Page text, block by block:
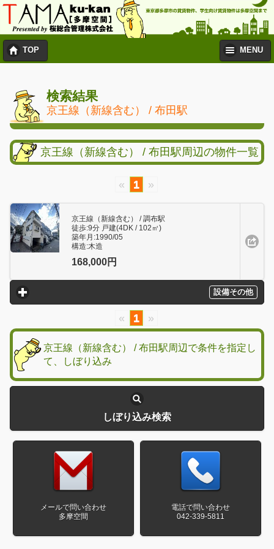
TOP MENU
検索結果
京王線（新線含む） / 布田駅
京王線（新線含む） / 布田駅周辺の物件一覧
« 1 »
京王線（新線含む） / 調布駅
徒歩:9分 戸建(4DK / 102㎥)
築年月:1990/05
構造:木造
168,000円
設備その他
click to expand contents
« 1 »
京王線（新線含む） / 布田駅周辺で条件を指定し
て、しぼり込み
しぼり込み検索
メールで問い合わせ
多摩空間
電話で問い合わせ
042-339-5811